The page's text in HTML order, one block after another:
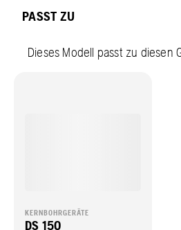
PASST ZU
Dieses Modell passt zu diesen
KERNBOHRGERÄTE
DS 150